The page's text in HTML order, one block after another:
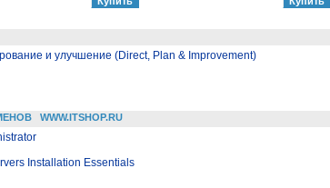
и улучшение (Direct, Plan & Improvement)
WWW.ITSHOP.RU
Installation Essentials